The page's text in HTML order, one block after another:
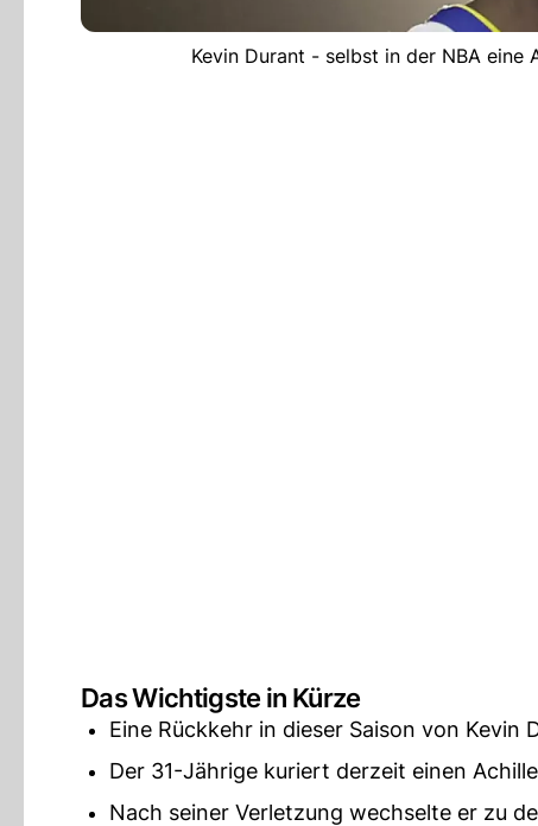
Kevin Durant - selbst in der NBA eine
Das Wichtigste in Kürze
Eine Rückkehr in dieser Saison von Kevin
Der 31-Jährige kuriert derzeit einen
Nach seiner Verletzung wechselte er zu